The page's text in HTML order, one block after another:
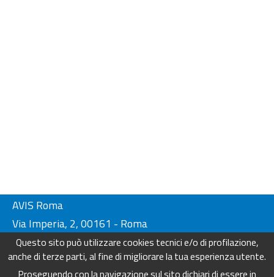
Questo sito può utilizzare cookies tecnici e/o di profilazione,
anche di terze parti, al fine di migliorare la tua esperienza utente.
Proseguendo con la navigazione sul sito dichiari di essere in
AVIS Roma
Via Imperia, 2, 00161 - Roma
Tel. 06-44230134/ 4404249
Fax. 06-44230136
info@avisroma.it - www.avisroma.it